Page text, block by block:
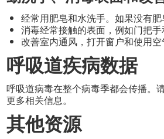
经常用肥皂和水洗手。如果没有肥
消毒经常接触的表面，例如门把
改善室内通风，打开窗户和使用空
呼吸道疾病数据
呼吸道病毒在整个病毒季都会传播。
更多相关信息。
其他资源